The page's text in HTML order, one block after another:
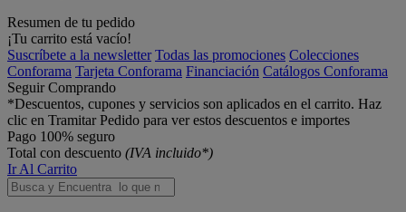
Resumen de tu pedido
¡Tu carrito está vacío!
Suscríbete a la newsletter Todas las promociones Colecciones
Conforama Tarjeta Conforama Financiación Catálogos Conforama
Seguir Comprando
*Descuentos, cupones y servicios son aplicados en el carrito. Haz
clic en Tramitar Pedido para ver estos descuentos e importes
Pago 100% seguro
Total con descuento (IVA incluido*)
Ir Al Carrito